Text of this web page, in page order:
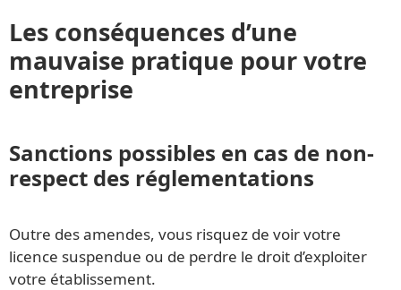
Les conséquences d’une
mauvaise pratique pour votre
entreprise
Sanctions possibles en cas de non-
respect des réglementations
Outre des amendes, vous risquez de voir votre
licence suspendue ou de perdre le droit d’exploiter
votre établissement.